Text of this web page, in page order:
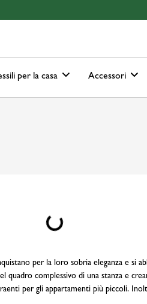
per la casa Accessori
Loading...
per la loro sobria eleganza e si
complessivo di una stanza e
per gli appartamenti più piccoli.